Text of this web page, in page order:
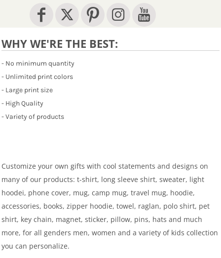
WHY WE'RE THE BEST:
- No minimum quantity
- Unlimited print colors
- Large print size
- High Quality
- Variety of products
Customize your own gifts with cool statements and designs on
many of our products: t-shirt, long sleeve shirt, sweater, light
hoodei, phone cover, mug, camp mug, travel mug, hoodie,
accessories, books, zipper hoodie, towel, raglan, polo shirt, pet
shirt, key chain, magnet, sticker, pillow, pins, hats and much
more, for all genders men, women and a variety of kids collection
you can personalize.